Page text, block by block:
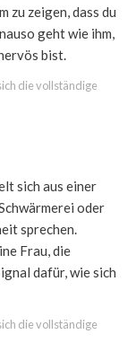
zu zeigen, dass du
geht wie ihm,
bist.
die vollständige
sich aus einer
oder
sprechen.
Frau, die
dafür, wie sich
die vollständige